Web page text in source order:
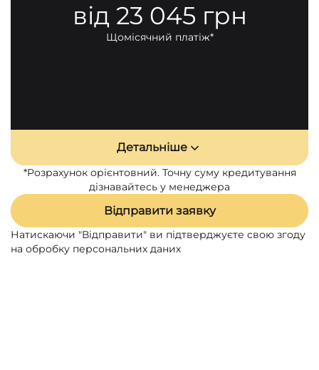
від 23 045 грн
Щомісячний платіж*
Загальна вартість кредиту
1 843 609 грн
Загальні витрати за кредитом
Детальніше
*Розрахунок орієнтовний. Точну суму кредитування
дізнавайтесь у менеджера
Відправити заявку
Натискаючи "Відправити" ви підтверджуєте свою згоду
на обробку персональних даних